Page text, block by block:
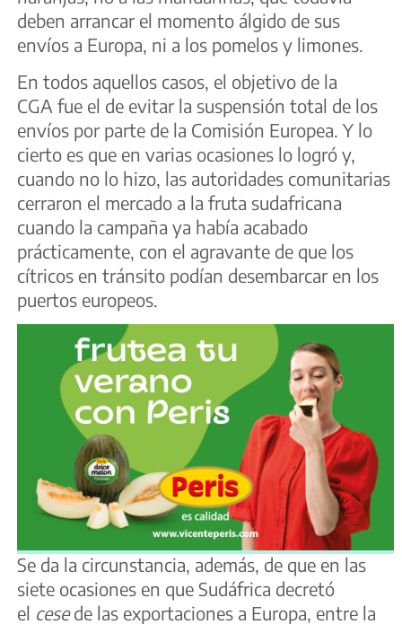
deben arrancar el momento álgido de sus
envíos a Europa, ni a los pomelos y limones.
En todos aquellos casos, el objetivo de la
CGA fue el de evitar la suspensión total de los
envíos por parte de la Comisión Europea. Y lo
cierto es que en varias ocasiones lo logró y,
cuando no lo hizo, las autoridades comunitarias
cerraron el mercado a la fruta sudafricana
cuando la campaña ya había acabado
prácticamente, con el agravante de que los
cítricos en tránsito podían desembarcar en los
puertos europeos.
Se da la circunstancia, además, de que en las
siete ocasiones en que Sudáfrica decretó
el cesede las exportaciones a Europa, entre la